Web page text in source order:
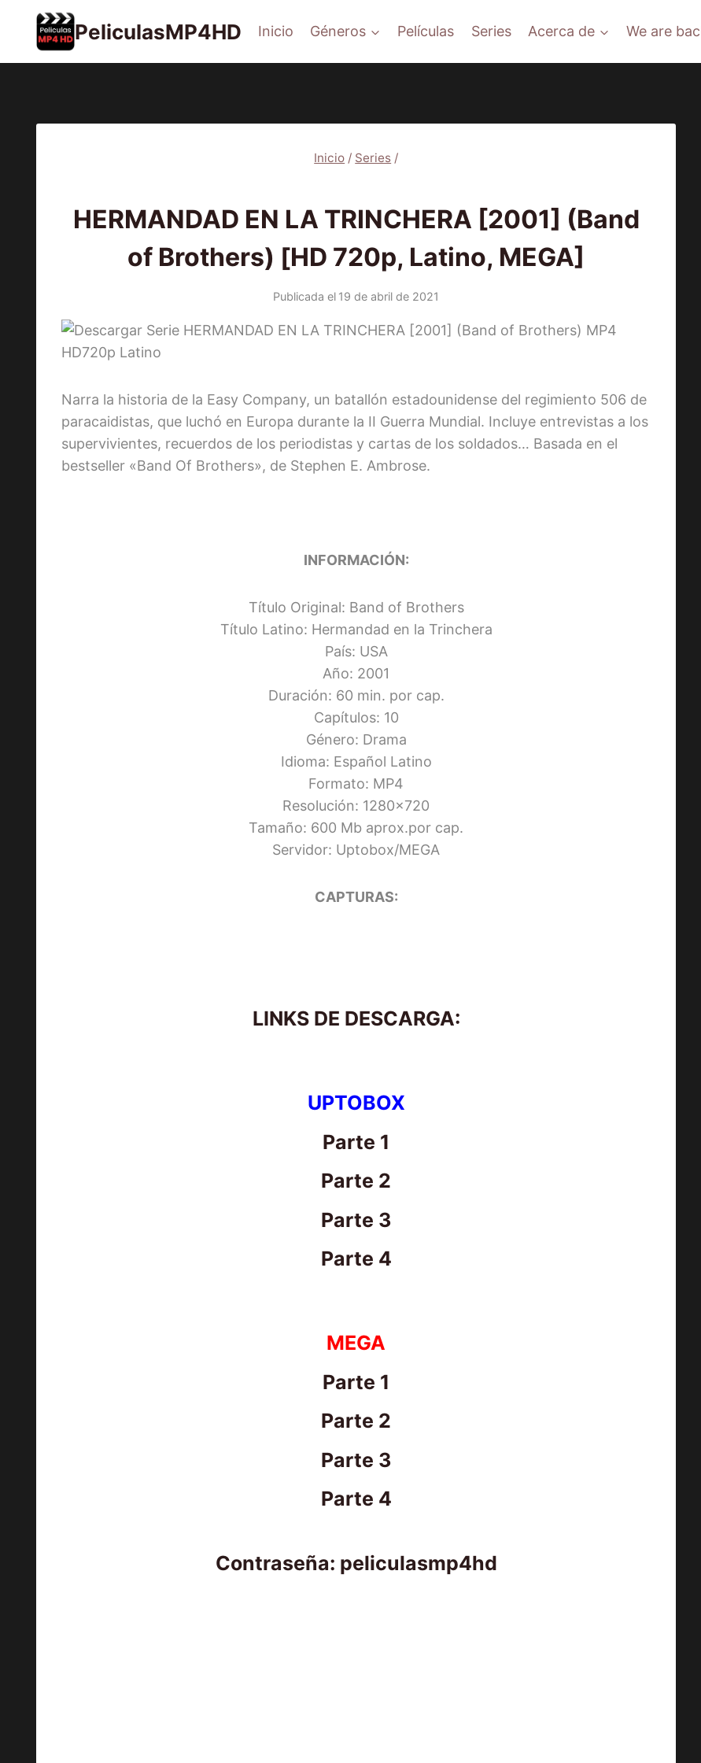
contenido
PeliculasMP4HD Inicio Géneros Películas Series Acerca de We are
Inicio / Series /
HERMANDAD EN LA TRINCHERA [2001] (Band
of Brothers) [HD 720p, Latino, MEGA]
Publicada el 19 de abril de 2021
Narra la historia de la Easy Company, un batallón estadounidense del regimiento 506 de
paracaidistas, que luchó en Europa durante la II Guerra Mundial. Incluye entrevistas a los
supervivientes, recuerdos de los periodistas y cartas de los soldados… Basada en el
bestseller «Band Of Brothers», de Stephen E. Ambrose.
INFORMACIÓN:
Título Original: Band of Brothers
Título Latino: Hermandad en la Trinchera
País: USA
Año: 2001
Duración: 60 min. por cap.
Capítulos: 10
Género: Drama
Idioma: Español Latino
Formato: MP4
Resolución: 1280×720
Tamaño: 600 Mb aprox.por cap.
Servidor: Uptobox/MEGA
CAPTURAS:
LINKS DE DESCARGA:
UPTOBOX
Parte 1
Parte 2
Parte 3
Parte 4
MEGA
Parte 1
Parte 2
Parte 3
Parte 4
Contraseña: peliculasmp4hd